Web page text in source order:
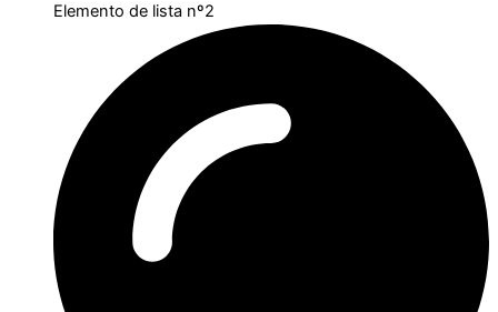
Elemento de lista nº2